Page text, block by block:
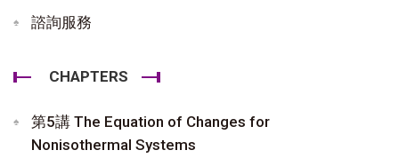
諮詢服務
CHAPTERS
第5講 The Equation of Changes for
Nonisothermal Systems